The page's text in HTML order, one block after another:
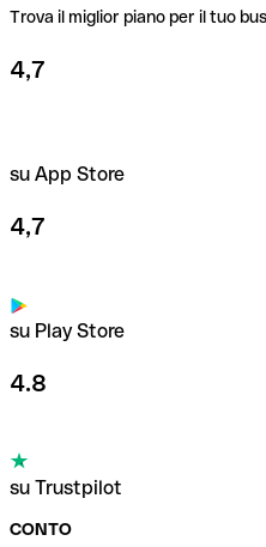
Trova il miglior piano per il tuo
4,7
su App Store
4,7
su Play Store
4.8
su Trustpilot
CONTO